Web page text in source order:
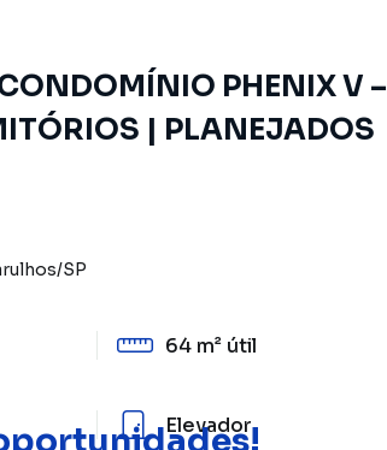
PHENIX V –
| PLANEJADOS
/SP
64 m² útil
Elevador